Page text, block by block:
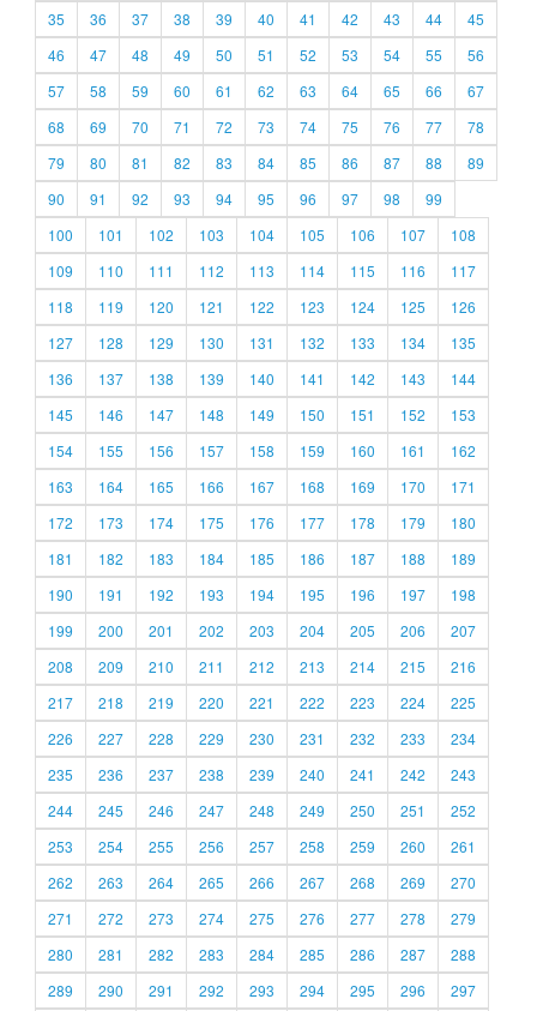
35
36 37 38 39 40 41 42 43 44
45
46
47 48 49 50 51 52 53 54 55
56
57
58 59 60 61 62 63 64 65 66
67
68
69 70 71 72 73 74 75 76 77
78
79
80 81 82 83 84 85 86 87 88
89
90
91 92 93 94 95 96 97 98
99
100
101 102 103 104 105 106 107
108
109
110 111 112 113 114 115 116
117
118
119 120 121 122 123 124 125
126
127
128 129 130 131 132 133 134
135
136
137 138 139 140 141 142 143
144
145
146 147 148 149 150 151 152
153
154
155 156 157 158 159 160 161
162
163
164 165 166 167 168 169 170
171
172
173 174 175 176 177 178 179
180
181
182 183 184 185 186 187 188
189
190
191 192 193 194 195 196 197
198
199
200 201 202 203 204 205 206
207
208
209 210 211 212 213 214 215
216
217
218 219 220 221 222 223 224
225
226
227 228 229 230 231 232 233
234
235
236 237 238 239 240 241 242
243
244
245 246 247 248 249 250 251
252
253
254 255 256 257 258 259 260
261
262
263 264 265 266 267 268 269
270
271
272 273 274 275 276 277 278
279
280
281 282 283 284 285 286 287
288
289
290 291 292 293 294 295 296 297